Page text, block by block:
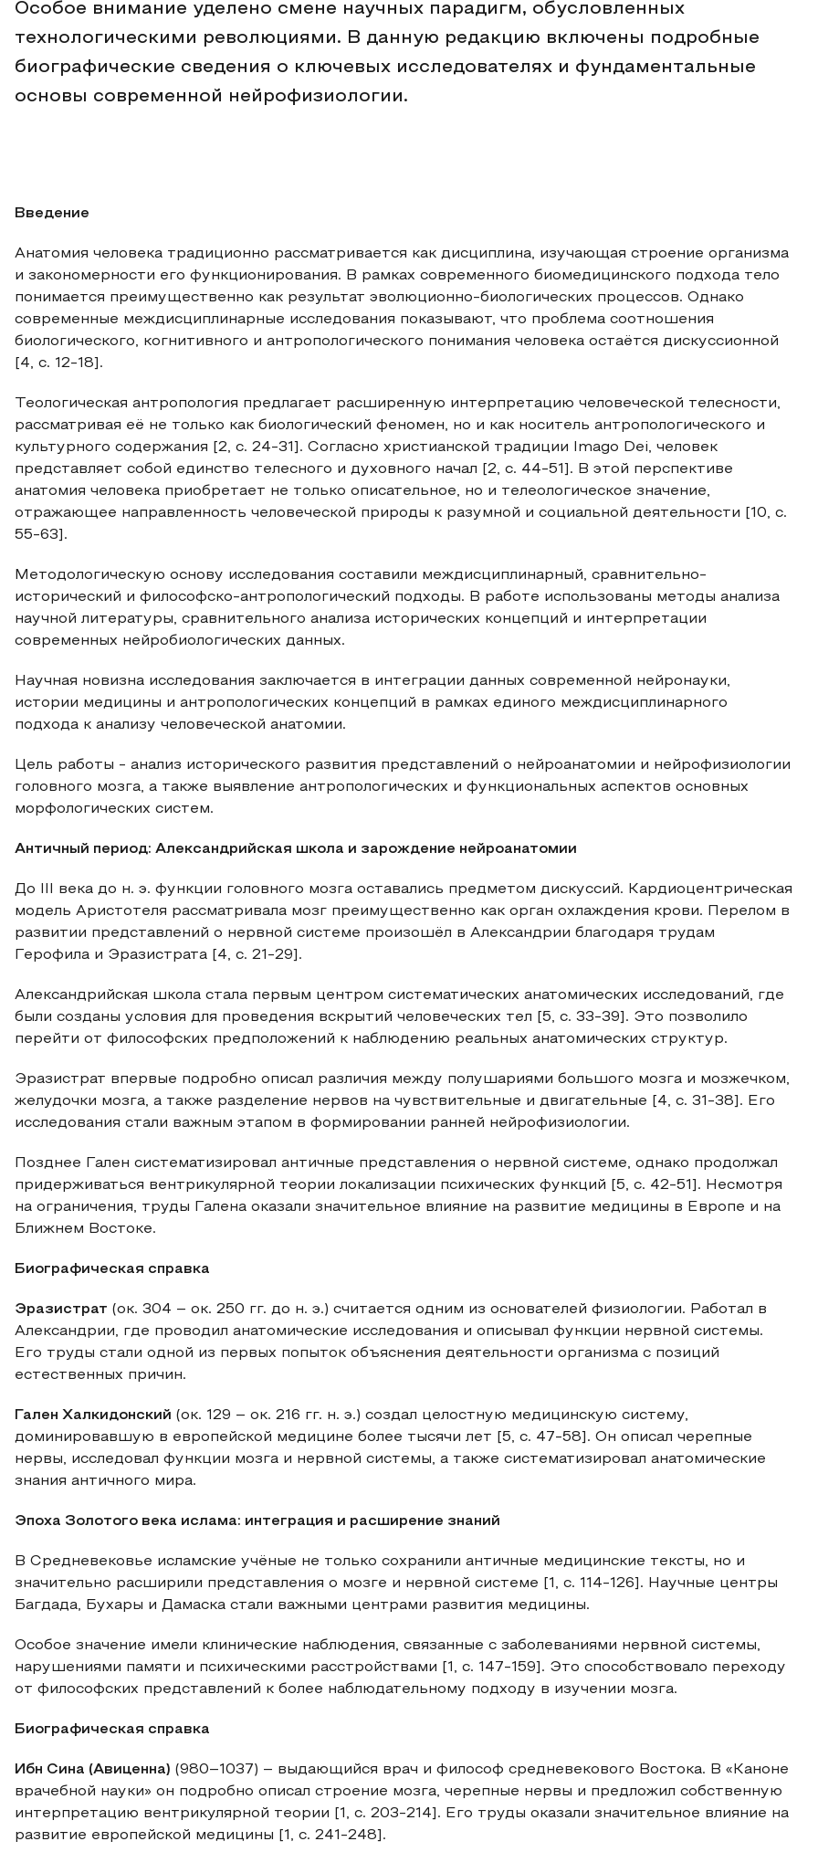
Особое внимание уделено смене научных парадигм, обусловленных
технологическими революциями. В данную редакцию включены подробные
биографические сведения о ключевых исследователях и фундаментальные
основы современной нейрофизиологии.
Введение
Анатомия человека традиционно рассматривается как дисциплина, изучающая строение организма
и закономерности его функционирования. В рамках современного биомедицинского подхода тело
понимается преимущественно как результат эволюционно-биологических процессов. Однако
современные междисциплинарные исследования показывают, что проблема соотношения
биологического, когнитивного и антропологического понимания человека остаётся дискуссионной
[4, с. 12-18].
Теологическая антропология предлагает расширенную интерпретацию человеческой телесности,
рассматривая её не только как биологический феномен, но и как носитель антропологического и
культурного содержания [2, с. 24-31]. Согласно христианской традиции Imago Dei, человек
представляет собой единство телесного и духовного начал [2, с. 44-51]. В этой перспективе
анатомия человека приобретает не только описательное, но и телеологическое значение,
отражающее направленность человеческой природы к разумной и социальной деятельности [10, с.
55-63].
Методологическую основу исследования составили междисциплинарный, сравнительно-
исторический и философско-антропологический подходы. В работе использованы методы анализа
научной литературы, сравнительного анализа исторических концепций и интерпретации
современных нейробиологических данных.
Научная новизна исследования заключается в интеграции данных современной нейронауки,
истории медицины и антропологических концепций в рамках единого междисциплинарного
подхода к анализу человеческой анатомии.
Цель работы - анализ исторического развития представлений о нейроанатомии и нейрофизиологии
головного мозга, а также выявление антропологических и функциональных аспектов основных
морфологических систем.
Античный период: Александрийская школа и зарождение нейроанатомии
До III века до н. э. функции головного мозга оставались предметом дискуссий. Кардиоцентрическая
модель Аристотеля рассматривала мозг преимущественно как орган охлаждения крови. Перелом в
развитии представлений о нервной системе произошёл в Александрии благодаря трудам
Герофила и Эразистрата [4, с. 21-29].
Александрийская школа стала первым центром систематических анатомических исследований, где
были созданы условия для проведения вскрытий человеческих тел [5, с. 33-39]. Это позволило
перейти от философских предположений к наблюдению реальных анатомических структур.
Эразистрат впервые подробно описал различия между полушариями большого мозга и мозжечком,
желудочки мозга, а также разделение нервов на чувствительные и двигательные [4, с. 31-38]. Его
исследования стали важным этапом в формировании ранней нейрофизиологии.
Позднее Гален систематизировал античные представления о нервной системе, однако продолжал
придерживаться вентрикулярной теории локализации психических функций [5, с. 42-51]. Несмотря
на ограничения, труды Галена оказали значительное влияние на развитие медицины в Европе и на
Ближнем Востоке.
Биографическая справка
Эразистрат (ок. 304 – ок. 250 гг. до н. э.) считается одним из основателей физиологии. Работал в
Александрии, где проводил анатомические исследования и описывал функции нервной системы.
Его труды стали одной из первых попыток объяснения деятельности организма с позиций
естественных причин.
Гален Халкидонский (ок. 129 – ок. 216 гг. н. э.) создал целостную медицинскую систему,
доминировавшую в европейской медицине более тысячи лет [5, с. 47-58]. Он описал черепные
нервы, исследовал функции мозга и нервной системы, а также систематизировал анатомические
знания античного мира.
Эпоха Золотого века ислама: интеграция и расширение знаний
В Средневековье исламские учёные не только сохранили античные медицинские тексты, но и
значительно расширили представления о мозге и нервной системе [1, с. 114-126]. Научные центры
Багдада, Бухары и Дамаска стали важными центрами развития медицины.
Особое значение имели клинические наблюдения, связанные с заболеваниями нервной системы,
нарушениями памяти и психическими расстройствами [1, с. 147-159]. Это способствовало переходу
от философских представлений к более наблюдательному подходу в изучении мозга.
Биографическая справка
Ибн Сина (Авиценна) (980–1037) – выдающийся врач и философ средневекового Востока. В «Каноне
врачебной науки» он подробно описал строение мозга, черепные нервы и предложил собственную
интерпретацию вентрикулярной теории [1, с. 203-214]. Его труды оказали значительное влияние на
развитие европейской медицины [1, с. 241-248].